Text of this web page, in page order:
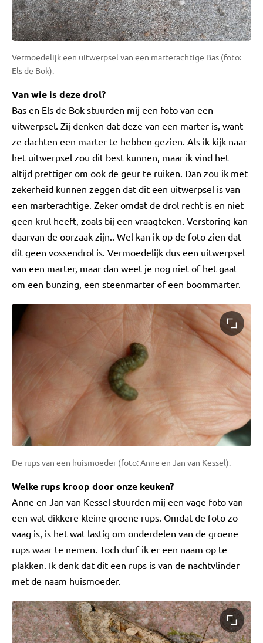
Vermoedelijk een uitwerpsel van een marterachtige Bas (foto:
Els de Bok).
Van wie is deze drol?
Bas en Els de Bok stuurden mij een foto van een
uitwerpsel. Zij denken dat deze van een marter is, want
ze dachten een marter te hebben gezien. Als ik kijk naar
het uitwerpsel zou dit best kunnen, maar ik vind het
altijd prettiger om ook de geur te ruiken. Dan zou ik met
zekerheid kunnen zeggen dat dit een uitwerpsel is van
een marterachtige. Zeker omdat de drol recht is en niet
geen krul heeft, zoals bij een vraagteken. Verstoring kan
daarvan de oorzaak zijn.. Wel kan ik op de foto zien dat
dit geen vossendrol is. Vermoedelijk dus een uitwerpsel
van een marter, maar dan weet je nog niet of het gaat
om een bunzing, een steenmarter of een boommarter.
De rups van een huismoeder (foto: Anne en Jan van Kessel).
Welke rups kroop door onze keuken?
Anne en Jan van Kessel stuurden mij een vage foto van
een wat dikkere kleine groene rups. Omdat de foto zo
vaag is, is het wat lastig om onderdelen van de groene
rups waar te nemen. Toch durf ik er een naam op te
plakken. Ik denk dat dit een rups is van de nachtvlinder
met de naam huismoeder.